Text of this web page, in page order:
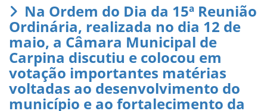
Na Ordem do Dia da 15ª Reunião
Ordinária, realizada no dia 12 de
maio, a Câmara Municipal de
Carpina discutiu e colocou em
votação importantes matérias
voltadas ao desenvolvimento do
município e ao fortalecimento da